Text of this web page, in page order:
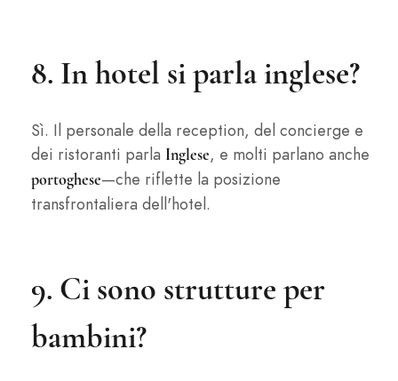
8. In hotel si parla inglese?
Sì. Il personale della reception, del concierge e
dei ristoranti parla Inglese, e molti parlano anche
portoghese—che riflette la posizione
transfrontaliera dell'hotel.
9. Ci sono strutture per
bambini?